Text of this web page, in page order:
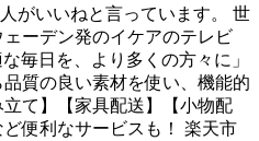
がいいねと言っています。 世
ーデン発のイケアのテレビ
毎日を、より多くの方々に」
質の良い素材を使い、機能的
て】【家具配送】【小物配
便利なサービスも！ 楽天市